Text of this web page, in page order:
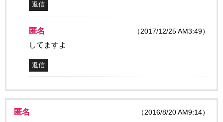
返信
匿名 （2017/12/25 AM3:49）
してますよ
返信
匿名 （2016/8/20 AM9:14）